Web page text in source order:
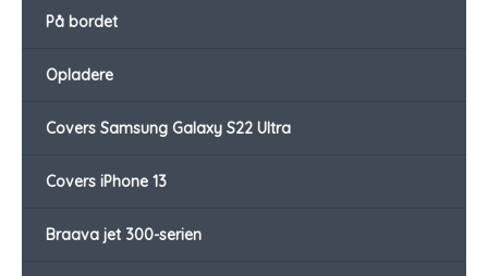
På bordet
Opladere
Covers Samsung Galaxy S22 Ultra
Covers iPhone 13
Braava jet 300-serien